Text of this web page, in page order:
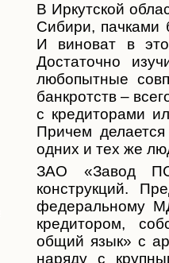
В Иркутской
Сибири, пачками
И виноват в
Достаточно
любопытные
банкротств –
с кредиторами
Причем
одних и тех же
ЗАО «Завод
конструкций.
федеральному
кредитором,
общий язык» с
наряду с